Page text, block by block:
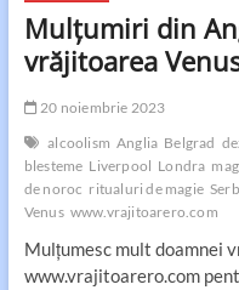
Mulţumiri din
vrăjitoarea
20 noiembrie 2023
alcoolism Anglia Belgrad
blesteme Liverpool Londra
de noroc ritualuri de magie
Venus www.vrajitoarero.com
Mulţumesc mult doamnei
www.vrajitoarero.com